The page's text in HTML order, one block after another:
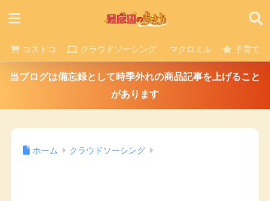
コストコ クラウドソーシング マクロミル 子育て
当ブログは備忘録として時季外れの商品記事を上げること
があります
ホーム クラウドソーシング